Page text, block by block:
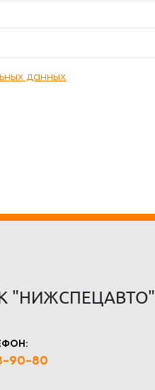
данных
"НИЖСПЕЦАВТО"
90-80